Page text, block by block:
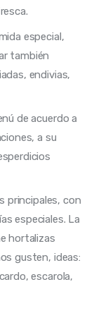
especial,
también
endivias,
de acuerdo a
a su
principales, con
especiales. La
hortalizas
gusten, ideas:
escarola,